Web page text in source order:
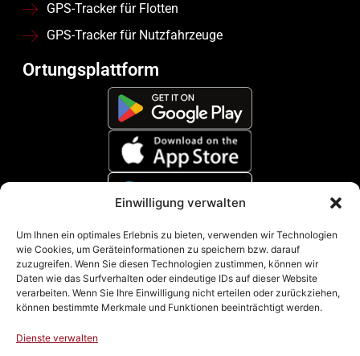
Einwilligung verwalten
Um Ihnen ein optimales Erlebnis zu bieten, verwenden wir Technologien
wie Cookies, um Geräteinformationen zu speichern bzw. darauf
zuzugreifen. Wenn Sie diesen Technologien zustimmen, können wir
Daten wie das Surfverhalten oder eindeutige IDs auf dieser Website
verarbeiten. Wenn Sie Ihre Einwilligung nicht erteilen oder zurückziehen,
können bestimmte Merkmale und Funktionen beeinträchtigt werden.
Dienste verwalten
GPS-Tracker für Flotten
GPS-Tracker für Nutzfahrzeuge
Ortungsplattform
Zahlungsmethoden